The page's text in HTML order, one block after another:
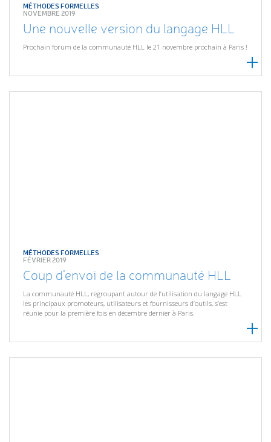
MÉTHODES FORMELLES
NOVEMBRE 2019
Une nouvelle version du langage HLL
Prochain forum de la communauté HLL le 21 novembre prochain à Paris !
MÉTHODES FORMELLES
FÉVRIER 2019
Coup d’envoi de la communauté HLL
La communauté HLL, regroupant autour de l’utilisation du langage HLL
les principaux promoteurs, utilisateurs et fournisseurs d’outils, s’est
réunie pour la première fois en décembre dernier à Paris.